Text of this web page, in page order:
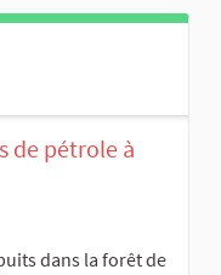
de pétrole à
dans la forêt de